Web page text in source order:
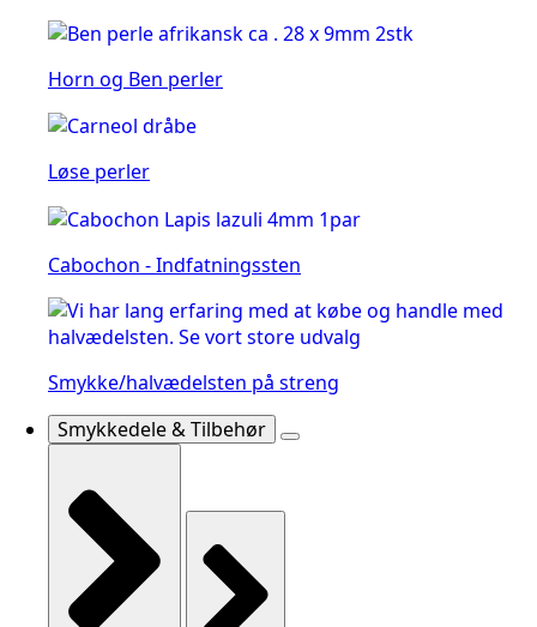
Horn og Ben perler
Løse perler
Cabochon - Indfatningssten
Smykke/halvædelsten på streng
Smykkedele & Tilbehør